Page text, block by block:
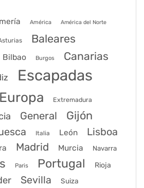
América América del Norte
Baleares
Bilbao Burgos Canarias
Escapadas
Europa Extremadura
General Gijón
Italia León Lisboa
Madrid Murcia Navarra
Paris Portugal Rioja
Sevilla Suiza